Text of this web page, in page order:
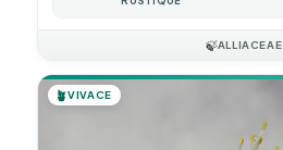
🍃ALLIACEAE
🪴VIVACE